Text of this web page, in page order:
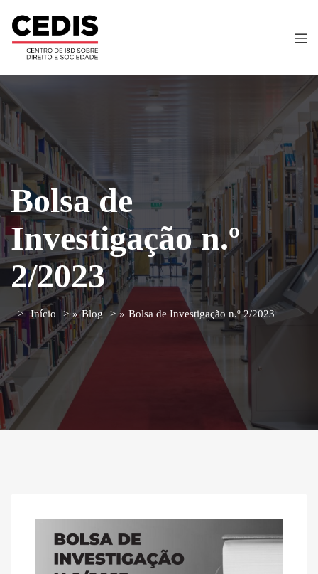
Bolsa de
Investigação n.º
2/2023
Início » Blog » Bolsa de Investigação n.º 2/2023